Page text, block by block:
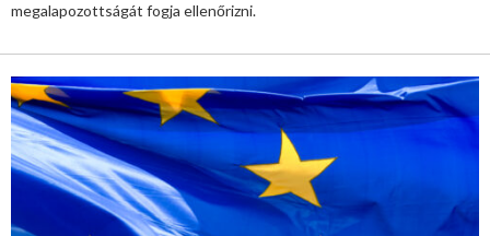
megalapozottságát fogja ellenőrizni.